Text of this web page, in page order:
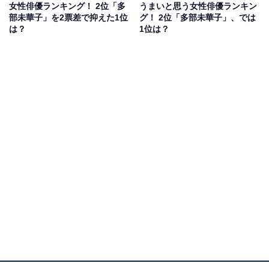
ふれるものばかり。フリフリのエプロンで涙ながらに鍋
を煮込む姿や、号泣しながら直美の断髪をするシーンな
女性俳優ランキング！ 2位「多
部未華子」を2票差で抑えた1位
は？
うまいと思う女性俳優ランキン
グ！ 2位「多部未華子」、では
1位は？